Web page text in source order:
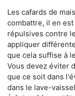
Les cafards de
combattre, il en
répulsives contre
appliquer
que cela suffise à
Vous devez éviter
que ce soit dans
dans le lave-